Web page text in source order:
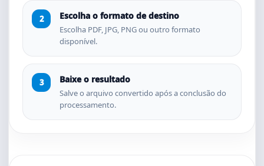
Escolha o formato de destino
Escolha PDF, JPG, PNG ou outro formato
disponível.
Baixe o resultado
Salve o arquivo convertido após a conclusão do
processamento.